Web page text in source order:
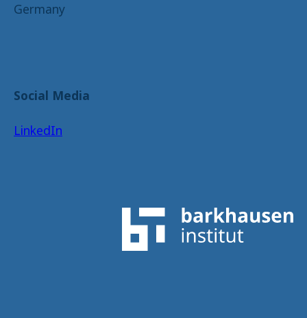
Germany
Social Media
LinkedIn